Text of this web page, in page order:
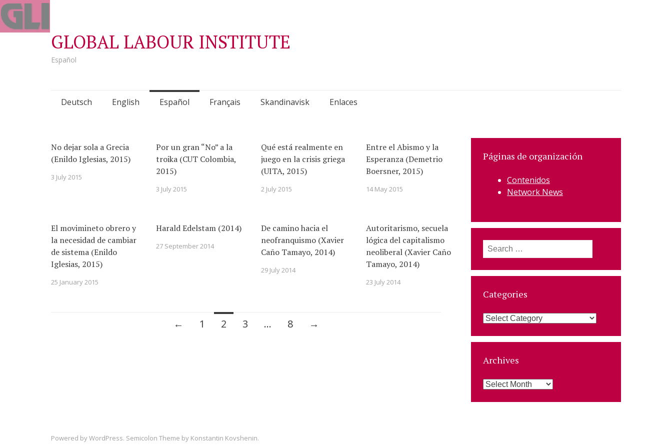
GLOBAL LABOUR INSTITUTE
Español
Skip
content
Deutsch English Español Français Skandinavisk Enlaces
No dejar sola a Grecia
(Enildo Iglesias, 2015)
3 July 2015
Por un gran “No” a la
troika (CUT Colombia,
2015)
3 July 2015
Qué está realmente en
juego en la crisis griega
(UITA, 2015)
2 July 2015
Entre el Abismo y la
Esperanza (Demetrio
Boersner, 2015)
14 May 2015
El movimineto obrero y
la necesidad de cambiar
de sistema (Enildo
Iglesias, 2015)
25 January 2015
Harald Edelstam (2014)
27 September 2014
De camino hacia el
neofranquismo (Xavier
Caño Tamayo, 2014)
29 July 2014
Autoritarismo, secuela
lógica del capitalismo
neoliberal (Xavier Caño
Tamayo, 2014)
23 July 2014
← 1 2 3 … 8 →
Páginas de organización
Contenidos
Network News
Search
for:
Categories
Categories
Archives
Archives
Powered byWordPress. Semicolon Theme by Konstantin Kovshenin.